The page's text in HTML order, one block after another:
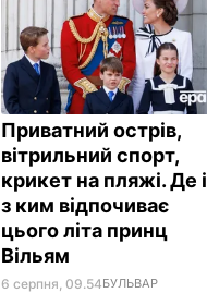
Приватний острів,
вітрильний спорт,
крикет на пляжі. Де і
з ким відпочиває
цього літа принц
Вільям
6 серпня, 09.54БУЛЬВАР